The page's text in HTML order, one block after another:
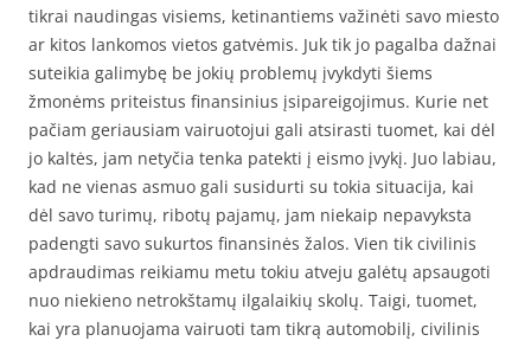
tikrai naudingas visiems, ketinantiems važinėti savo miesto
ar kitos lankomos vietos gatvėmis. Juk tik jo pagalba dažnai
suteikia galimybę be jokių problemų įvykdyti šiems
žmonėms priteistus finansinius įsipareigojimus. Kurie net
pačiam geriausiam vairuotojui gali atsirasti tuomet, kai dėl
jo kaltės, jam netyčia tenka patekti į eismo įvykį. Juo labiau,
kad ne vienas asmuo gali susidurti su tokia situacija, kai
dėl savo turimų, ribotų pajamų, jam niekaip nepavyksta
padengti savo sukurtos finansinės žalos. Vien tik civilinis
apdraudimas reikiamu metu tokiu atveju galėtų apsaugoti
nuo niekieno netrokštamų ilgalaikių skolų. Taigi, tuomet,
kai yra planuojama vairuoti tam tikrą automobilį, civilinis